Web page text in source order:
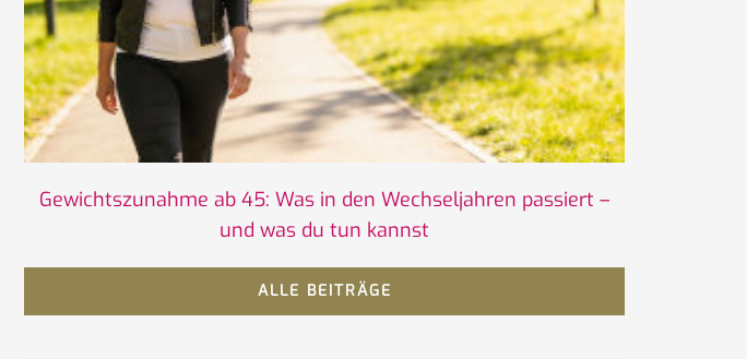
Gewichtszunahme ab 45: Was in den Wechseljahren passiert –
und was du tun kannst
ALLE BEITRÄGE